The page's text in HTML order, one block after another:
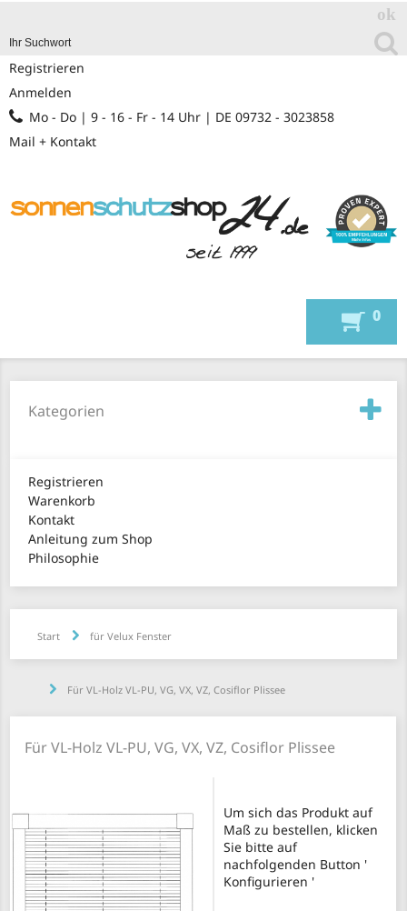
Registrieren
Anmelden
Mo - Do | 9 - 16 - Fr - 14 Uhr | DE 09732 - 3023858
Mail + Kontakt
0
Kategorien
Registrieren
Warenkorb
Kontakt
Anleitung zum Shop
Philosophie
Start für Velux Fenster
Für VL-Holz VL-PU, VG, VX, VZ, Cosiflor Plissee
Für VL-Holz VL-PU, VG, VX, VZ, Cosiflor Plissee
Um sich das Produkt auf
Maß zu bestellen, klicken
Sie bitte auf
nachfolgenden Button '
Konfigurieren '